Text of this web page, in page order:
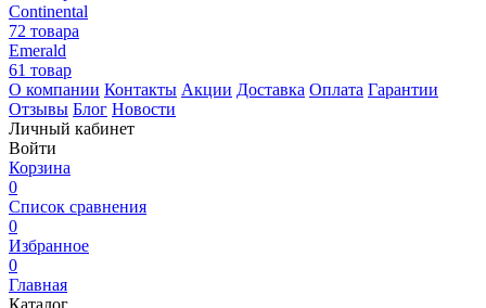
Continental
72 товара
Emerald
61 товар
О компании Контакты Акции Доставка Оплата Гарантии
Отзывы Блог Новости
Личный кабинет
Войти
Корзина
0
Список сравнения
0
Избранное
0
Главная
Каталог